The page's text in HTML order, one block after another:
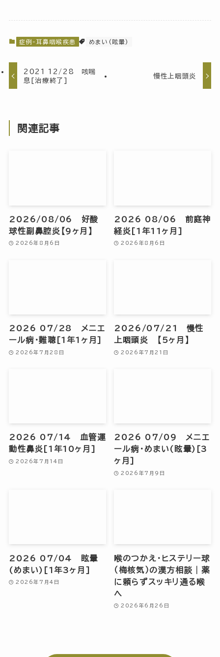
症例-耳鼻咽喉疾患 めまい(眩暈)
2021 12/28 咳喘
息[治療終了]
慢性上咽頭炎
関連記事
2026/08/06 好酸
球性副鼻腔炎【9ヶ月】
2026年8月6日
2026 08/06 前庭神
経炎[1年11ヶ月]
2026年8月6日
2026 07/28 メニエ
ール病・難聴[1年1ヶ月]
2026年7月28日
2026/07/21 慢性
上咽頭炎 【5ヶ月】
2026年7月21日
2026 07/14 血管運
動性鼻炎[1年10ヶ月]
2026年7月14日
2026 07/09 メニエ
ール病・めまい(眩暈)[3
ヶ月]
2026年7月9日
2026 07/04 眩暈
(めまい)[1年3ヶ月]
2026年7月4日
喉のつかえ・ヒステリー球
（梅核気）の漢方相談｜薬
に頼らずスッキリ通る喉
へ
2026年6月26日